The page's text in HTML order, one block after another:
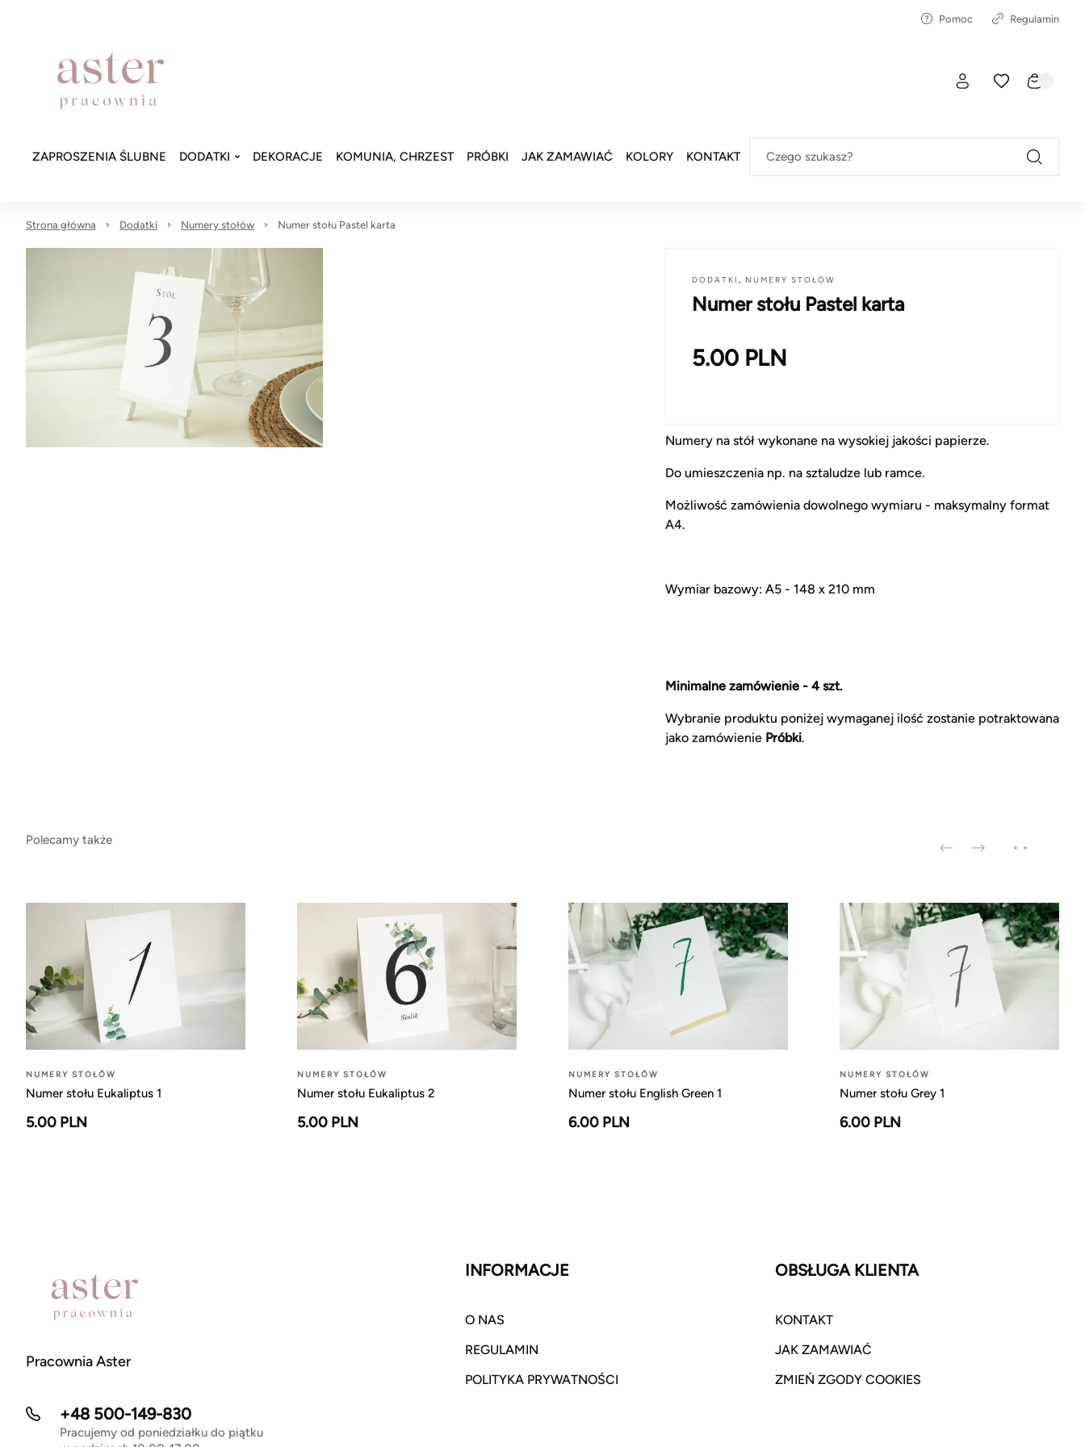
Pomoc Regulamin
ZAPROSZENIA ŚLUBNE DODATKI DEKORACJE KOMUNIA, CHRZEST PRÓBKI JAK ZAMAWIAĆ KOLORY KONTAKT Czego szukasz?
Strona główna Dodatki Numery stołów Numer stołu Pastel karta
DODATKI , NUMERY STOŁÓW
Numer stołu Pastel karta
5.00 PLN
Numery na stół wykonane na wysokiej jakości papierze.
Do umieszczenia np. na sztaludze lub ramce.
Możliwość zamówienia dowolnego wymiaru - maksymalny format
A4.
Wymiar bazowy: A5 - 148 x 210 mm
Minimalne zamówienie - 4 szt.
Wybranie produktu poniżej wymaganej ilość zostanie potraktowana
jako zamówienie Próbki.
Polecamy także
NUMERY STOŁÓW
Numer stołu Eukaliptus 1
5.00 PLN
NUMERY STOŁÓW
Numer stołu Eukaliptus 2
5.00 PLN
NUMERY STOŁÓW
Numer stołu English Green 1
6.00 PLN
NUMERY STOŁÓW
Numer stołu Grey 1
6.00 PLN
Pracownia Aster
+48 500-149-830
Pracujemy od poniedziałku do piątku
INFORMACJE
O NAS
REGULAMIN
POLITYKA PRYWATNOŚCI
OBSŁUGA KLIENTA
KONTAKT
JAK ZAMAWIAĆ
ZMIEŃ ZGODY COOKIES